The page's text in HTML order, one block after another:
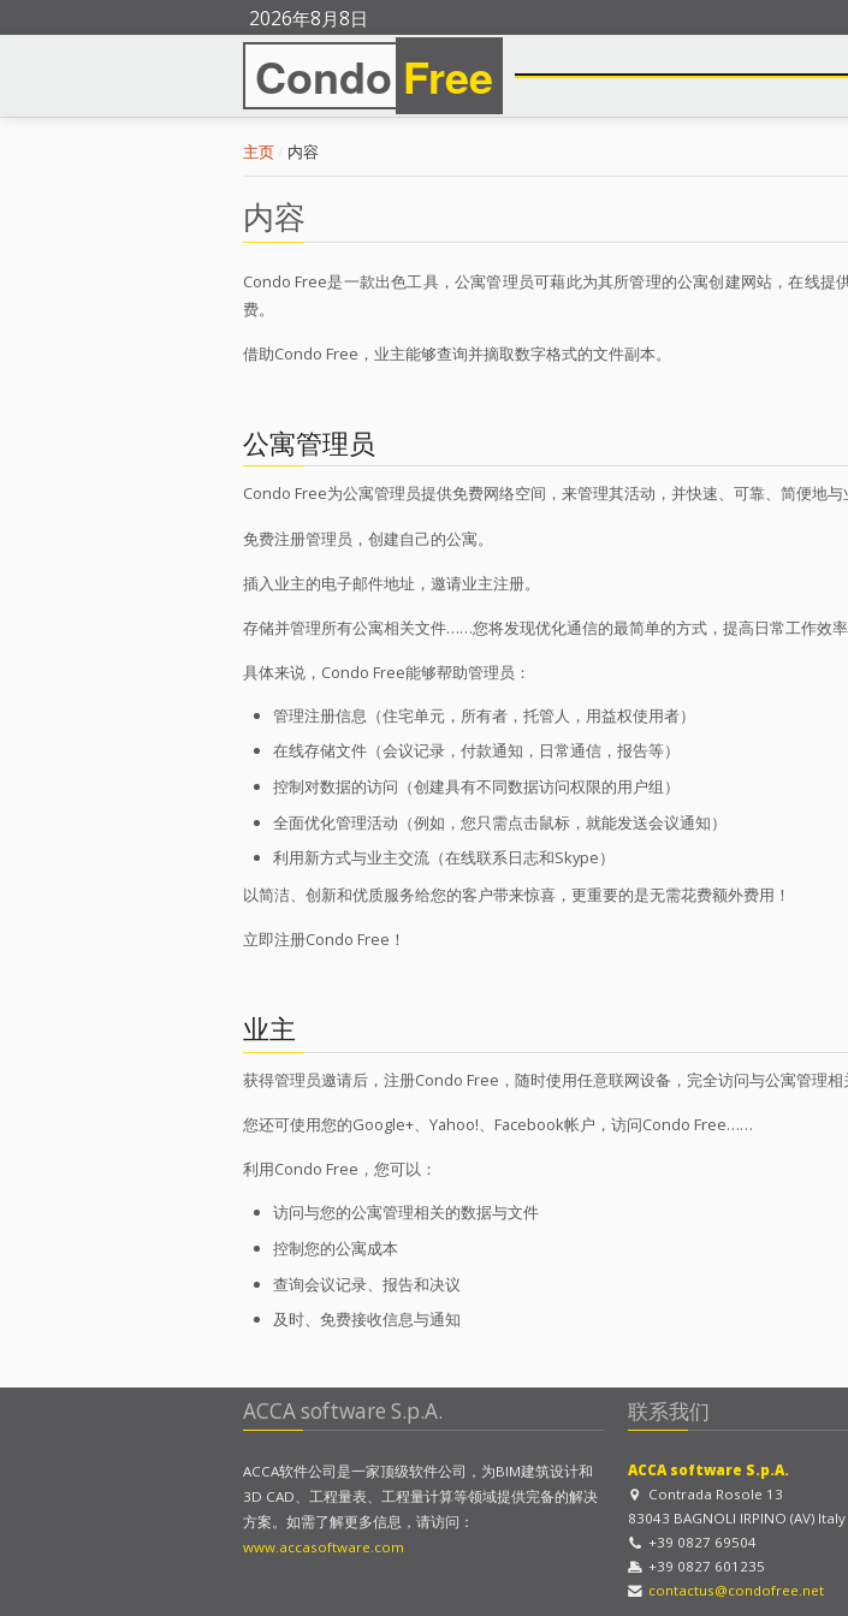
2026年8月8日
Condo Free
主页 内容
内容
Condo Free是一款出色工具，公寓管理员可藉此为其所管理的公寓创建网站，在线
费。
借助Condo Free，业主能够查询并摘取数字格式的文件副本。
公寓管理员
Condo Free为公寓管理员提供免费网络空间，来管理其活动，并快速、可靠、简便地与
免费注册管理员，创建自己的公寓。
插入业主的电子邮件地址，邀请业主注册。
存储并管理所有公寓相关文件……您将发现优化通信的最简单的方式，提高日常工作效率
具体来说，Condo Free能够帮助管理员：
管理注册信息（住宅单元，所有者，托管人，用益权使用者）
在线存储文件（会议记录，付款通知，日常通信，报告等）
控制对数据的访问（创建具有不同数据访问权限的用户组）
全面优化管理活动（例如，您只需点击鼠标，就能发送会议通知）
利用新方式与业主交流（在线联系日志和Skype）
以简洁、创新和优质服务给您的客户带来惊喜，更重要的是无需花费额外费用！
立即注册Condo Free！
业主
获得管理员邀请后，注册Condo Free，随时使用任意联网设备，完全访问与公寓管理相
您还可使用您的Google+、Yahoo!、Facebook帐户，访问Condo Free……
利用Condo Free，您可以：
访问与您的公寓管理相关的数据与文件
控制您的公寓成本
查询会议记录、报告和决议
及时、免费接收信息与通知
ACCA software S.p.A.
ACCA软件公司是一家顶级软件公司，为BIM建筑设计和
3D CAD、工程量表、工程量计算等领域提供完备的解决
方案。如需了解更多信息，请访问：
www.accasoftware.com
联系我们
ACCA software S.p.A.
Contrada Rosole 13
83043 BAGNOLI IRPINO (AV) Italy
+39 0827 69504
+39 0827 601235
contactus@condofree.net